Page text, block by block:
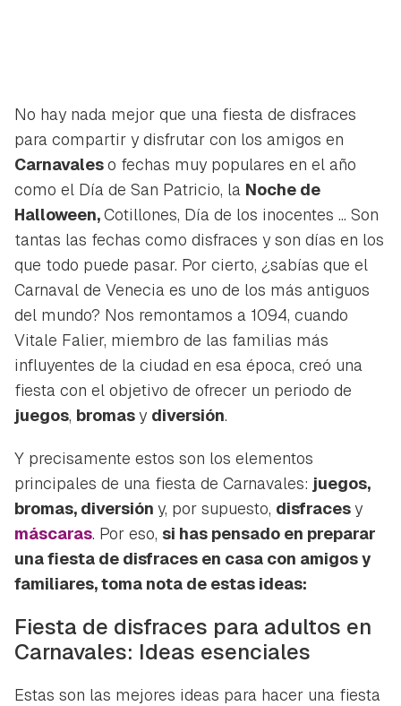
No hay nada mejor que una fiesta de disfraces
para compartir y disfrutar con los amigos en
Carnavaleso fechas muy populares en el año
como el Día de San Patricio, la Noche de
Halloween,Cotillones, Día de los inocentes ... Son
tantas las fechas como disfraces y son días en los
que todo puede pasar. Por cierto, ¿sabías que el
Carnaval de Venecia es uno de los más antiguos
del mundo? Nos remontamos a 1094, cuando
Vitale Falier, miembro de las familias más
influyentes de la ciudad en esa época, creó una
fiesta con el objetivo de ofrecer un periodo de
juegos, bromasy diversión.
Y precisamente estos son los elementos
principales de una fiesta de Carnavales: juegos,
bromas, diversión y, por supuesto, disfracesy
máscaras. Por eso, si has pensado en preparar
una fiesta de disfraces en casa con amigos y
familiares, toma nota de estas ideas:
Fiesta de disfraces para adultos en
Carnavales: Ideas esenciales
Estas son las mejores ideas para hacer una fiesta